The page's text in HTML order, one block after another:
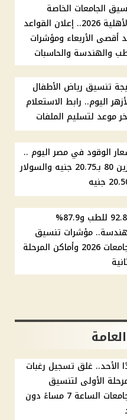
الجامعات الخاصة
والأهلية 2026.. إعلان القواعد
أقصى الأربعاء ومؤشرات
والهندسة والحاسبات
تنسيق رياض الأطفال
اليوم.. رابط الاستعلام
موعد لتسليم الملفات
الوقود في مصر اليوم ..
بنزين 80 بـ20.75 جنيه والسولار
92.8% للطب و87.9%
مؤشرات تنسيق
الجامعات 2026 وأماكن المرحلة
الأحد.. غلق تسجيل رغبات
الأولى لتنسيق
الجامعات الساعة 7 مساءً دون